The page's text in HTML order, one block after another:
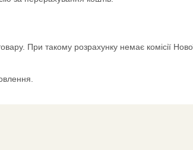
При такому розрахунку немає комісії